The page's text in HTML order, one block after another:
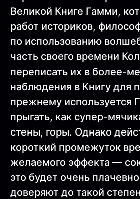
Великой Книге Гамми,
работ историков,
по использованию
часть своего времени
переписать их в более-
наблюдения в Книгу для
прежнему используется
прыгать, как супер-
стены, горы. Однако
короткий промежуток
желаемого эффекта —
это будет очень
доверяют до такой